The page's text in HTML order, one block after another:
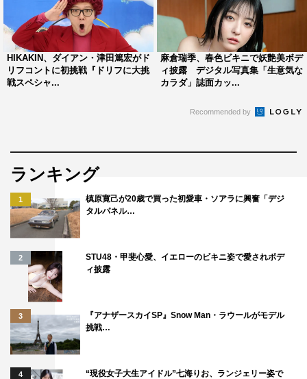
HIKAKIN、ダイアン・津田篤宏がド
リフコントに初挑戦『ドリフに大挑
戦スペシャ...
麻倉瑞季、春色ビキニで妖艶美ボデ
ィ披露 デジタル写真集「生意気な
カラダ」誌面カッ...
Recommended by
ランキング
1
槙原寛己が20歳で買った初愛車・ソアラに興奮「デジ
タルパネル…
2
STU48・甲斐心愛、イエローのビキニ姿で愛されボデ
ィ披露
3
『アナザースカイSP』Snow Man・ラウールがモデル
挑戦…
4
“現役女子大生アイドル”七海りお、ランジェリー姿で